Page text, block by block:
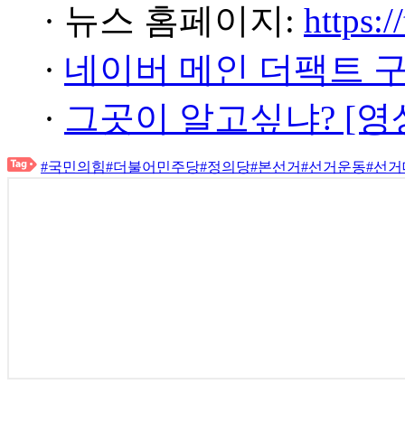
· 뉴스 홈페이지:
· 네이버 메인 더팩트
· 그곳이 알고싶냐? [
#국민의힘#더불어민주당#정의당#본선거#선거운동#선